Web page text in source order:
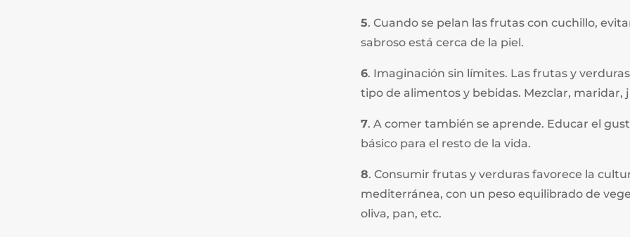
5. Cuando se pelan las frutas con cuchillo,
sabroso está cerca de la piel.
6. Imaginación sin límites. Las frutas y
tipo de alimentos y bebidas. Mezclar, maridar,
7. A comer también se aprende. Educar el
básico para el resto de la vida.
8. Consumir frutas y verduras favorece la
mediterránea, con un peso equilibrado de
oliva, pan, etc.